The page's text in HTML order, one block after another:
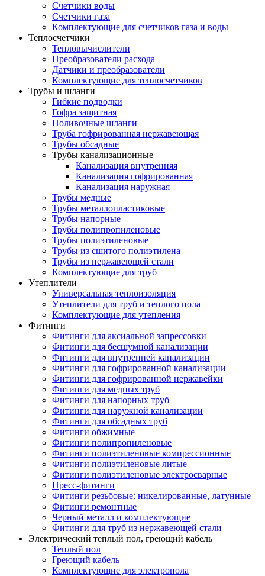
Счетчики воды
Счетчики газа
Комплектующие для счетчиков газа и воды
Теплосчетчики
Тепловычислители
Преобразователи расхода
Датчики и преобразователи
Комплектующие для теплосчетчиков
Трубы и шланги
Гибкие подводки
Гофра защитная
Поливочные шланги
Труба гофрированная нержавеющая
Трубы обсадные
Трубы канализационные
Канализация внутренняя
Канализация гофрированная
Канализация наружная
Трубы медные
Трубы металлопластиковые
Трубы напорные
Трубы полипропиленовые
Трубы полиэтиленовые
Трубы из сшитого полиэтилена
Трубы из нержавеющей стали
Комплектующие для труб
Утеплители
Универсальная теплоизоляция
Утеплители для труб и теплого пола
Комплектующие для утепления
Фитинги
Фитинги для аксиальной запрессовки
Фитинги для бесшумной канализации
Фитинги для внутренней канализации
Фитинги для гофрированной канализации
Фитинги для гофрированной нержавейки
Фитинги для медных труб
Фитинги для напорных труб
Фитинги для наружной канализации
Фитинги для обсадных труб
Фитинги обжимные
Фитинги полипропиленовые
Фитинги полиэтиленовые компрессионные
Фитинги полиэтиленовые литые
Фитинги полиэтиленовые электросварные
Пресс-фитинги
Фитинги резьбовые: никелированные, латунные
Фитинги ремонтные
Черный металл и комплектующие
Фитинги для труб из нержавеющей стали
Электрический теплый пол, греющий кабель
Теплый пол
Греющий кабель
Комплектующие для электропола